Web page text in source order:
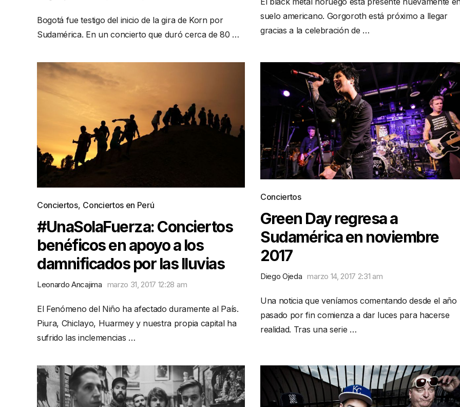
Bogotá fue testigo del inicio de la gira de Korn por
Sudamérica. En un concierto que duró cerca de 80 …
suelo americano. Gorgoroth está próximo a llegar
gracias a la celebración de …
Conciertos, Conciertos en Perú
#UnaSolaFuerza: Conciertos
benéficos en apoyo a los
damnificados por las lluvias
Leonardo Ancajima marzo 31, 2017 12:28 am
El Fenómeno del Niño ha afectado duramente al País.
Piura, Chiclayo, Huarmey y nuestra propia capital ha
sufrido las inclemencias …
Conciertos
Green Day regresa a
Sudamérica en noviembre
2017
Diego Ojeda marzo 14, 2017 2:31 am
Una noticia que veníamos comentando desde el año
pasado por fin comienza a dar luces para hacerse
realidad. Tras una serie …